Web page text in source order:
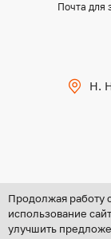
Почта для
Н.
Продолжая работу
использование
улучшить